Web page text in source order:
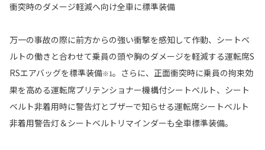
衝突時のダメージ軽減へ向け全車に標準装備
万一の事故の際に前方からの強い衝撃を感知して作動、シートベ
ルトの働きと合わせて乗員の頭や胸のダメージを軽減する運転席S
RSエアバッグを標準装備※1。さらに、正面衝突時に乗員の拘束効
果を高める運転席プリテンショナー機構付シートベルト、シート
ベルト非着用時に警告灯とブザーで知らせる運転席シートベルト
非着用警告灯＆シートベルトリマインダーも全車標準装備。